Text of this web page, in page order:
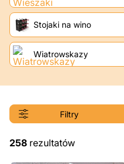
Stojaki na wino
Wiatrowskazy
Filtry
258 rezultatów